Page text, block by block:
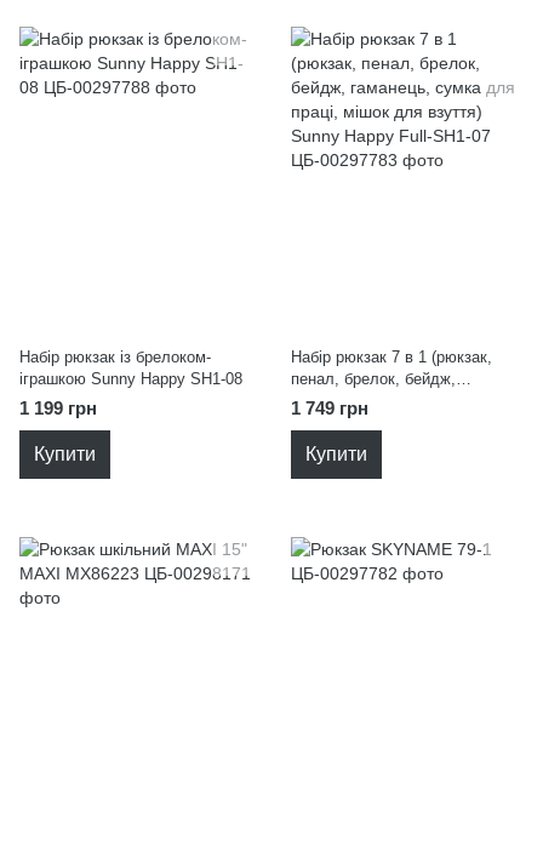
Набір рюкзак із брелоком-
іграшкою Sunny Happy SH1-08
1 199 грн
Купити
Набір рюкзак 7 в 1 (рюкзак,
пенал, брелок, бейдж,
гаманець, сумка для праці,
мішок для взуття) Sunny Happy
Full-SH1-07
1 749 грн
Купити